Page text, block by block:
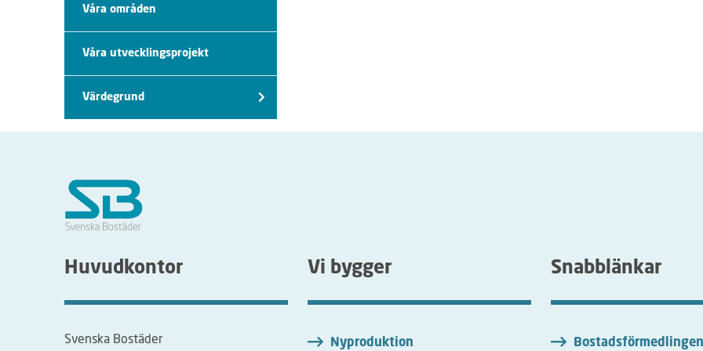
Våra områden
Våra utvecklingsprojekt
Värdegrund
Huvudkontor
Svenska Bostäder
Vi bygger
Nyproduktion
Snabblänkar
Bostadsförmedlingen